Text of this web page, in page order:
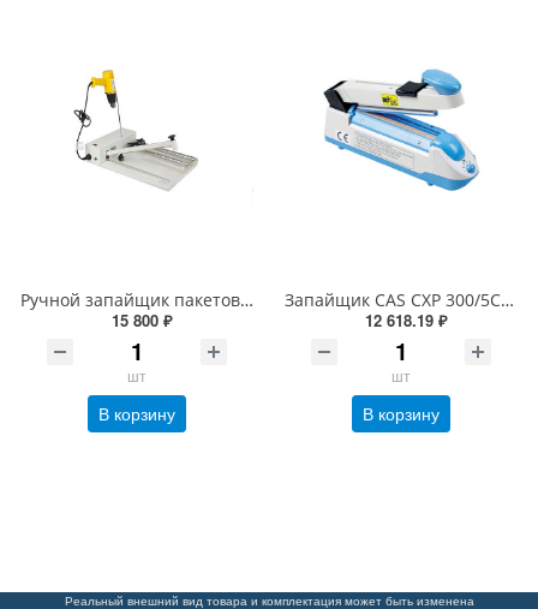
Ручной запайщик пакетов SKA-600 с феном (импульсный, шов 1 мм, длина 600 мм)
15 800 ₽
шт
В корзину
Запайщик CAS CXP 300/5C настольный ручной с ножом
12 618.19 ₽
шт
В корзину
Реальный внешний вид товара и комплектация может быть изменена